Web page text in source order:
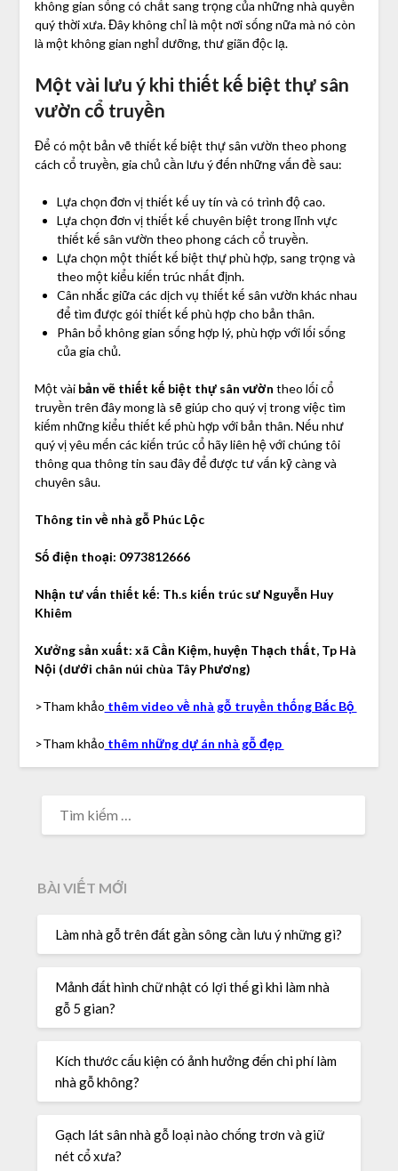
không gian sống có chất sang trọng của những nhà quyền
quý thời xưa. Đây không chỉ là một nơi sống nữa mà nó còn
là một không gian nghỉ dưỡng, thư giãn độc lạ.
Một vài lưu ý khi thiết kế biệt thự sân
vườn cổ truyền
Để có một bản vẽ thiết kế biệt thự sân vườn theo phong
cách cổ truyền, gia chủ cần lưu ý đến những vấn đề sau:
Lựa chọn đơn vị thiết kế uy tín và có trình độ cao.
Lựa chọn đơn vị thiết kế chuyên biệt trong lĩnh vực
thiết kế sân vườn theo phong cách cổ truyền.
Lựa chọn một thiết kế biệt thự phù hợp, sang trọng và
theo một kiểu kiến trúc nhất định.
Cân nhắc giữa các dịch vụ thiết kế sân vườn khác nhau
để tìm được gói thiết kế phù hợp cho bản thân.
Phân bổ không gian sống hợp lý, phù hợp với lối sống
của gia chủ.
Một vài bản vẽ thiết kế biệt thự sân vườn theo lối cổ
truyền trên đây mong là sẽ giúp cho quý vị trong việc tìm
kiếm những kiểu thiết kế phù hợp với bản thân. Nếu như
quý vị yêu mến các kiến trúc cổ hãy liên hệ với chúng tôi
thông qua thông tin sau đây để được tư vấn kỹ càng và
chuyên sâu.
Thông tin về nhà gỗ Phúc Lộc
Số điện thoại: 0973812666
Nhận tư vấn thiết kế: Th.s kiến trúc sư Nguyễn Huy
Khiêm
Xưởng sản xuất: xã Cần Kiệm, huyện Thạch thất, Tp Hà
Nội (dưới chân núi chùa Tây Phương)
>Tham khảo thêm video về nhà gỗ truyền thống Bắc Bộ
>Tham khảo thêm những dự án nhà gỗ đẹp
KIẾM
BÀI VIẾT MỚI
Làm nhà gỗ trên đất gần sông cần lưu ý những gì?
Mảnh đất hình chữ nhật có lợi thế gì khi làm nhà
gỗ 5 gian?
Kích thước cấu kiện có ảnh hưởng đến chi phí làm
nhà gỗ không?
Gạch lát sân nhà gỗ loại nào chống trơn và giữ
nét cổ xưa?